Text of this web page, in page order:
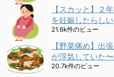
【スカッと】２
を妊娠したらし
21.6k件のビュー
【野菜痛め】出
が浮気していた
20.7k件のビュー